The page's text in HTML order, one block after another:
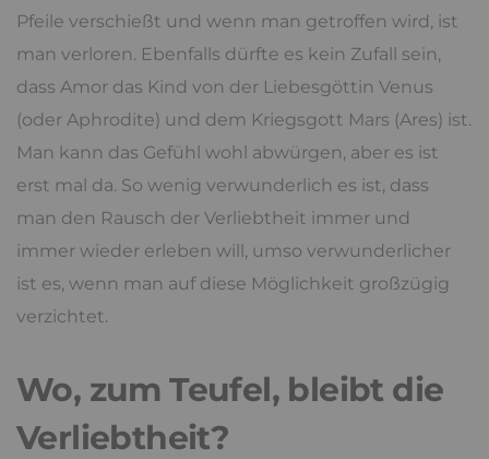
Pfeile verschießt und wenn man getroffen wird, ist
man verloren. Ebenfalls dürfte es kein Zufall sein,
dass Amor das Kind von der Liebesgöttin Venus
(oder Aphrodite) und dem Kriegsgott Mars (Ares) ist.
Man kann das Gefühl wohl abwürgen, aber es ist
erst mal da. So wenig verwunderlich es ist, dass
man den Rausch der Verliebtheit immer und
immer wieder erleben will, umso verwunderlicher
ist es, wenn man auf diese Möglichkeit großzügig
verzichtet.
Wo, zum Teufel, bleibt die
Verliebtheit?